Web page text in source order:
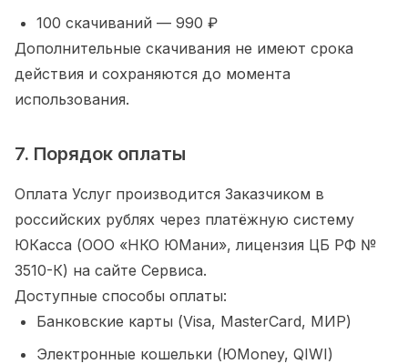
100 скачиваний — 990 ₽
Дополнительные скачивания не имеют срока
действия и сохраняются до момента
использования.
7. Порядок оплаты
Оплата Услуг производится Заказчиком в
российских рублях через платёжную систему
ЮКасса (ООО «НКО ЮМани», лицензия ЦБ РФ №
3510-К) на сайте Сервиса.
Доступные способы оплаты:
Банковские карты (Visa, MasterCard, МИР)
Электронные кошельки (ЮMoney, QIWI)